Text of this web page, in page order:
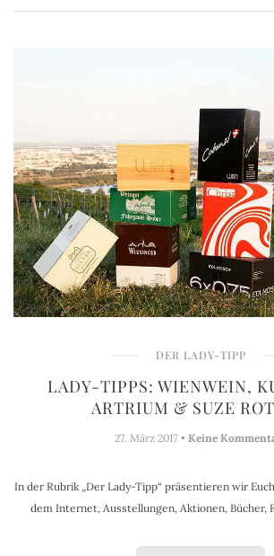
DER LADY-TIPP
LADY-TIPPS: WIENWEIN,
ARTRIUM & SUZE
27. März 2017 • Keine
In der Rubrik „Der Lady-Tipp“ präsentieren wir
dem Internet, Ausstellungen, Aktionen, Bücher,